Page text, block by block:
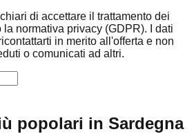
di accettare il trattamento dei
normativa privacy (GDPR). I dati
in merito all'offerta e non
o comunicati ad altri.
popolari in Sardegna